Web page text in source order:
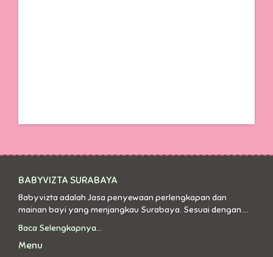
BABYVIZTA SURABAYA
Babyvizta adalah Jasa penyewaan perlengkapan dan
mainan bayi yang menjangkau Surabaya. Sesuai dengan....
Baca Selengkapnya...
Menu